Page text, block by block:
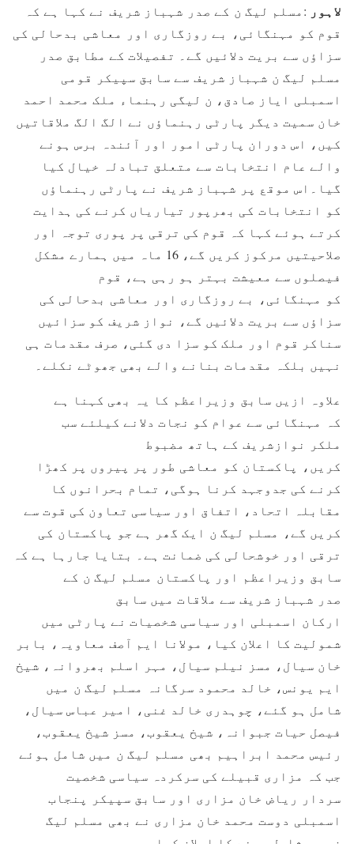
لاہور :مسلم لیگ ن کے صدر شہباز شریف نے کہا ہے کہ
قوم کو مہنگائی، بے روزگاری اور معاشی بدحالی کی
سزاؤں سے بریت دلائیں گے۔ تفصیلات کے مطابق صدر
مسلم لیگ ن شہباز شریف سے سابق سپیکر قومی
اسمبلی ایاز صادق، ن لیگی رہنماء ملک محمد احمد
خان سمیت دیگر پارٹی رہنماؤں نے الگ الگ ملاقاتیں
کیں، اس دوران پارٹی امور اور آئندہ برس ہونے
والے عام انتخابات سے متعلق تبادلہ خیال کیا
گیا۔اس موقع پر شہباز شریف نے پارٹی رہنماؤں
کو انتخابات کی بھرپور تیاریاں کرنے کی ہدایت
کرتے ہوئے کہا کہ قوم کی ترقی پر پوری توجہ اور
صلاحیتیں مرکوز کریں گے، 16 ماہ میں ہمارے مشکل
فیصلوں سے معیشت بہتر ہو رہی ہے، قوم
کو مہنگائی، بے روزگاری اور معاشی بدحالی کی
سزاؤں سے بریت دلائیں گے، نواز شریف کو سزائیں
سناکر قوم اور ملک کو سزا دی گئی، صرف مقدمات ہی
نہیں بلکہ مقدمات بنانے والے بھی جھوٹے نکلے۔
علاوہ ازیں سابق وزیراعظم کا یہ بھی کہنا ہے
کہ مہنگائی سے عوام کو نجات دلانے کیلئے سب
ملکر نوازشریف کے ہاتھ مضبوط
کریں، پاکستان کو معاشی طور پر پیروں پر کھڑا
کرنے کی جدوجہد کرنا ہوگی، تمام بحرانوں کا
مقابلہ اتحاد، اتفاق اور سیاسی تعاون کی قوت سے
کریں گے، مسلم لیگ ن ایک گھر ہے جو پاکستان کی
ترقی اور خوشحالی کی ضمانت ہے۔ بتایا جارہا ہے کہ
سابق وزیراعظم اور پاکستان مسلم لیگ ن کے
صدر شہباز شریف سے ملاقات میں سابق
ارکان اسمبلی اور سیاسی شخصیات نے پارٹی میں
شمولیت کا اعلان کیا، مولانا ایم آصف معاویہ، بابر
خان سیال، مسز نیلم سیال، مہر اسلم بھروانہ، شیخ
ایم یونس، خالد محمود سرگانہ مسلم لیگ ن میں
شامل ہو گئے، چوہدری خالد غنی، امیر عباس سیال،
فیصل حیات جبوانہ، شیخ یعقوب، مسز شیخ یعقوب،
رئیس محمد ابراہیم بھی مسلم لیگ ن میں شامل ہوئے
جب کہ مزاری قبیلے کی سرکردہ سیاسی شخصیت
سردار ریاض خان مزاری اور سابق سپیکر پنجاب
اسمبلی دوست محمد خان مزاری نے بھی مسلم لیگ